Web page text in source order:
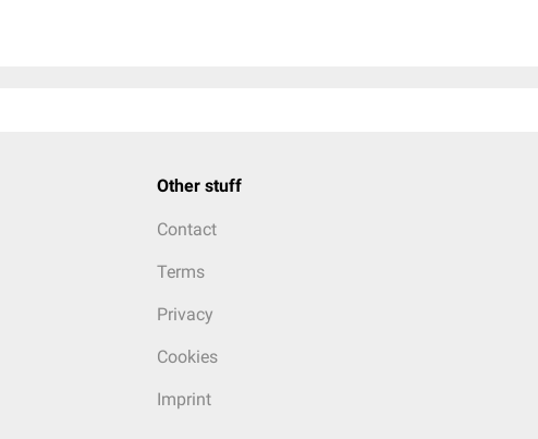
Other stuff
Contact
Terms
Privacy
Cookies
Imprint